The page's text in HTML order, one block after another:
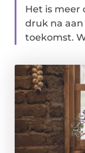
Het is meer
druk na
toekomst.